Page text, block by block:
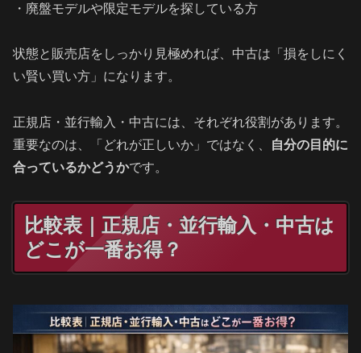
・廃盤モデルや限定モデルを探している方
状態と販売店をしっかり見極めれば、中古は「損をしにく
い賢い買い方」になります。
正規店・並行輸入・中古には、それぞれ役割があります。
重要なのは、「どれが正しいか」ではなく、
自分の目的に
合っているかどうかです。
比較表｜正規店・並行輸入・中古は
どこが一番お得？